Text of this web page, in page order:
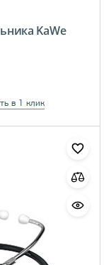
KaWe
в 1 клик